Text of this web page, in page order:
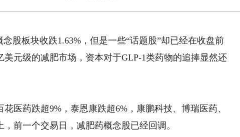
板块收跌1.63%，但是一些“话题股”却已经在收盘前
元级的减肥市场，资本对于GLP-1类药物的追捧显然还
药跌超9%，泰恩康跌超6%，康鹏科技、博瑞医药、
前一个交易日，减肥药概念股已经回调。